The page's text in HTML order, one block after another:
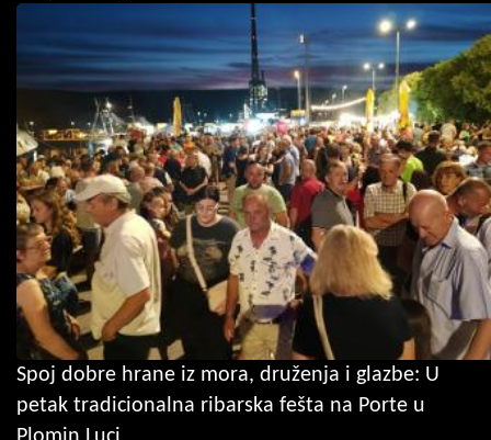
Spoj dobre hrane iz mora, druženja i glazbe: U
petak tradicionalna ribarska fešta na Porte u